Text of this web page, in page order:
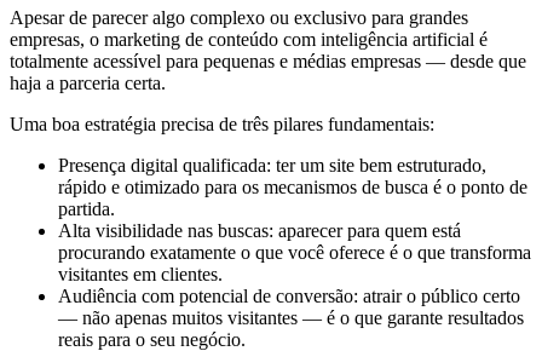
Apesar de parecer algo complexo ou exclusivo para grandes
empresas, o marketing de conteúdo com inteligência artificial é
totalmente acessível para pequenas e médias empresas — desde que
haja a parceria certa.
Uma boa estratégia precisa de três pilares fundamentais:
Presença digital qualificada: ter um site bem estruturado,
rápido e otimizado para os mecanismos de busca é o ponto de
partida.
Alta visibilidade nas buscas: aparecer para quem está
procurando exatamente o que você oferece é o que transforma
visitantes em clientes.
Audiência com potencial de conversão: atrair o público certo
— não apenas muitos visitantes — é o que garante resultados
reais para o seu negócio.